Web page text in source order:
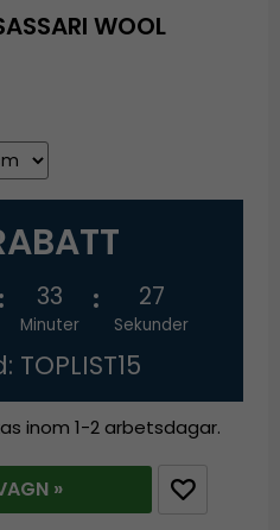
WOOL
33
Minuter
26
Sekunder
inom 1-2 arbetsdagar.
»